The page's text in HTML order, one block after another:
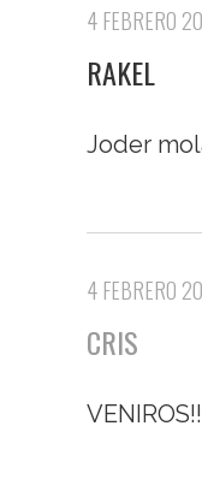
4 FEBRERO
RAKEL
Joder
4 FEBRERO
CRIS